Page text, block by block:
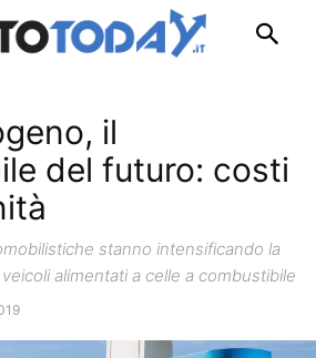
il
del futuro: costi
stanno intensificando la
alimentati a celle a combustibile